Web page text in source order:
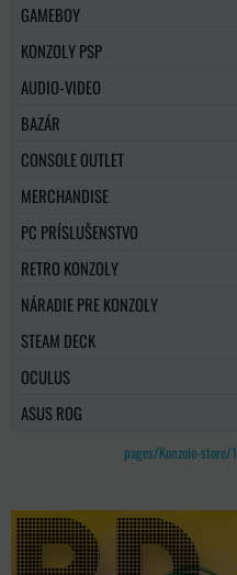
GAMEBOY
KONZOLY PSP
AUDIO-VIDEO
BAZÁR
CONSOLE OUTLET
MERCHANDISE
PC PRÍSLUŠENSTVO
RETRO KONZOLY
NÁRADIE PRE KONZOLY
STEAM DECK
OCULUS
ASUS ROG
pages/Konzole-